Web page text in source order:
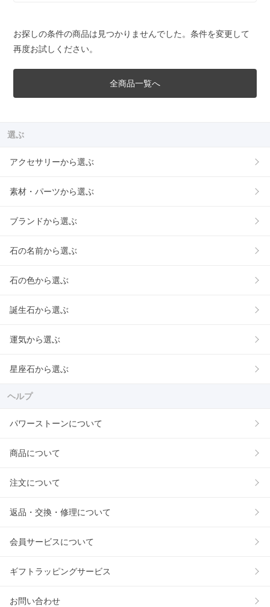
お探しの条件の商品は見つかりませんでした。条件を変更して
再度お試しください。
全商品一覧へ
選ぶ
アクセサリーから選ぶ
素材・パーツから選ぶ
ブランドから選ぶ
石の名前から選ぶ
石の色から選ぶ
誕生石から選ぶ
運気から選ぶ
星座石から選ぶ
ヘルプ
パワーストーンについて
商品について
注文について
返品・交換・修理について
会員サービスについて
ギフトラッピングサービス
お問い合わせ